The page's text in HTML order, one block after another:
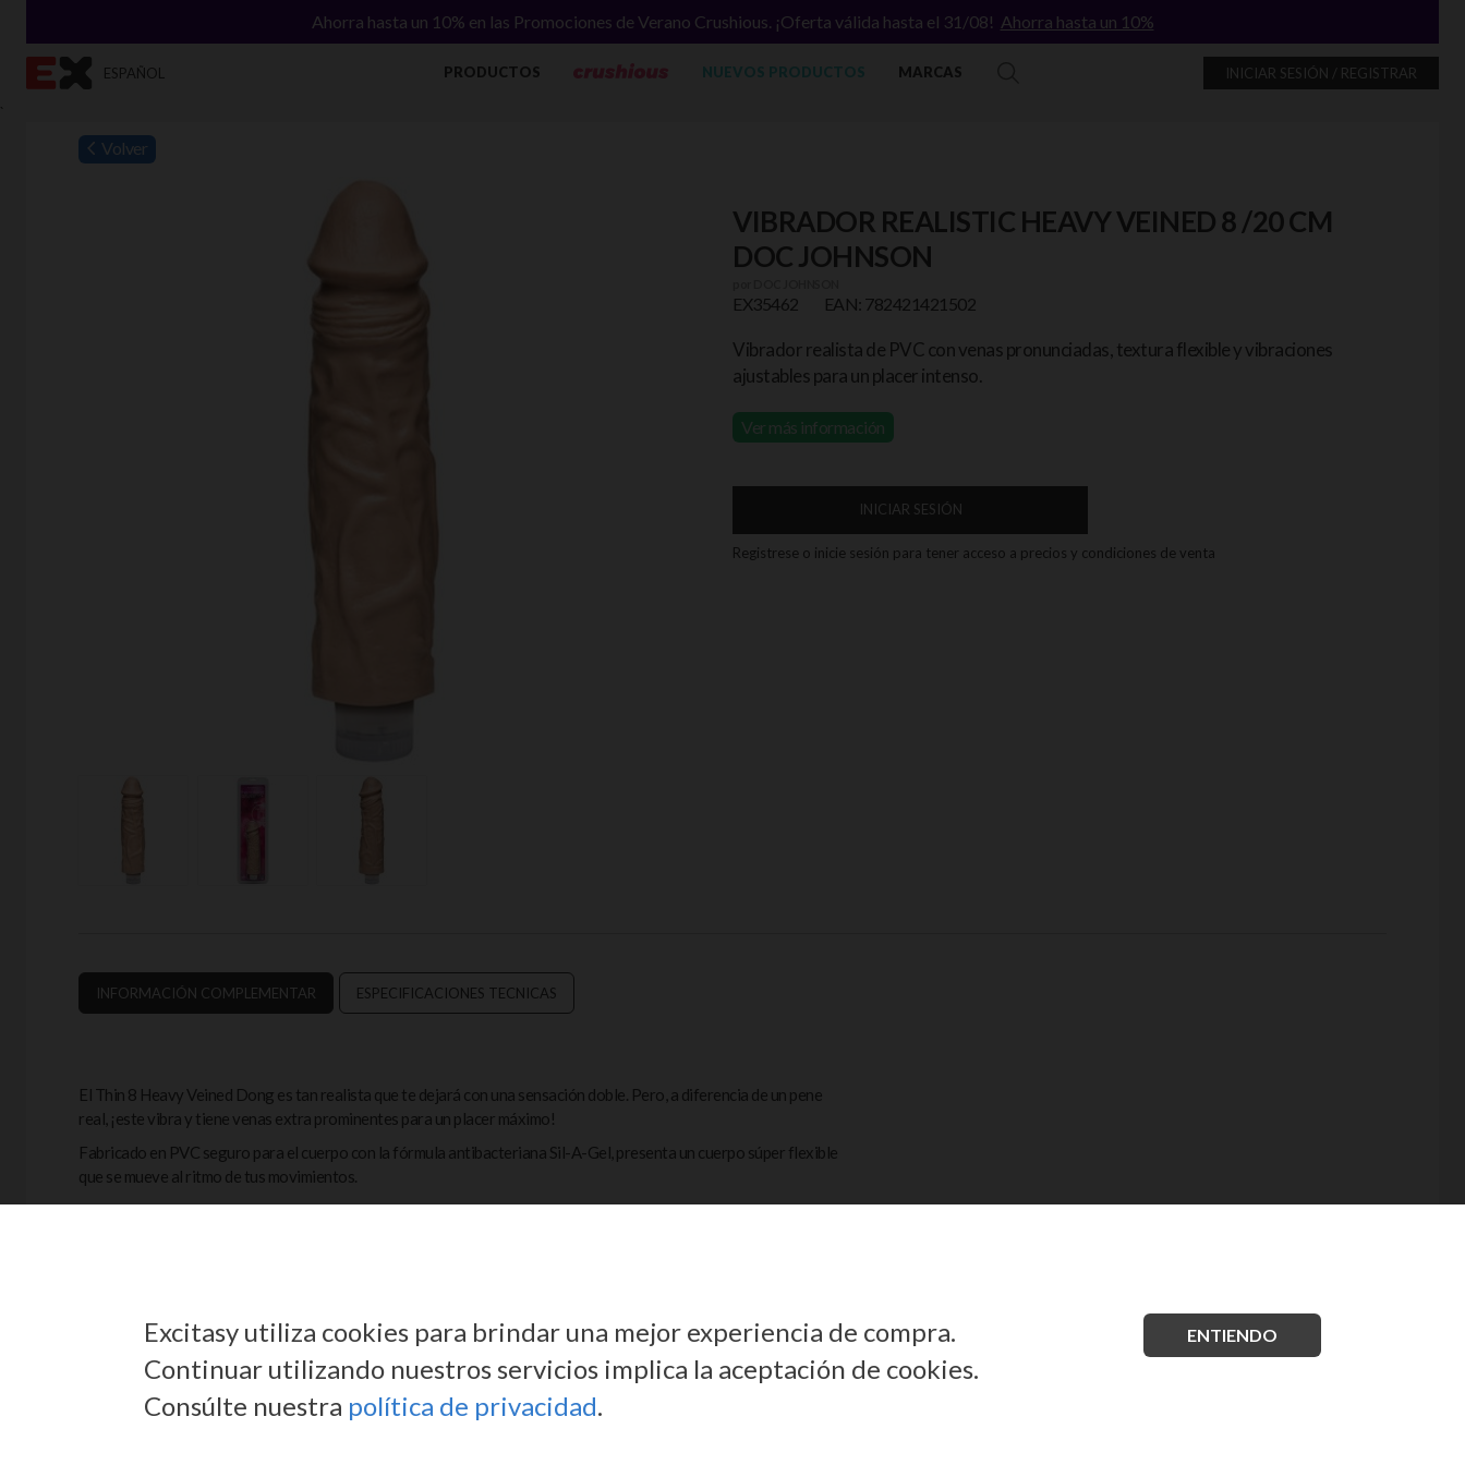
`
Ahorra hasta un 10% en las Promociones de Verano Crushious. ¡Oferta válida hasta el 31/08! Ahorra hasta un 10%
ESPAÑOL PRODUCTOS NUEVOS PRODUCTOS MARCAS INICIAR SESIÓN / REGISTRAR
Volver
VIBRADOR REALISTIC HEAVY VEINED 8 /20 CM
DOC JOHNSON
EX35462 EAN: 782421421502
Vibrador realista de PVC con venas pronunciadas, textura flexible y vibraciones
ajustables para un placer intenso.
Ver más información
INICIAR SESIÓN
Registrese o inicie sesión para tener acceso a precios y condiciones de venta
INFORMACIÓN COMPLEMENTAR ESPECIFICACIONES TECNICAS
El Thin 8 Heavy Veined Dong es tan realista que te dejará con una sensación doble. Pero, a diferencia de un pene
real, ¡este vibra y tiene venas extra prominentes para un placer máximo!
Fabricado en PVC seguro para el cuerpo con la fórmula antibacteriana Sil-A-Gel, presenta un cuerpo súper flexible
que se mueve al ritmo de tus movimientos.
Las venas pronunciadas y el glande detallado aumentan el realismo, mientras que las múltiples velocidades de
Excitasy utiliza cookies para brindar una mejor experiencia de compra.
Continuar utilizando nuestros servicios implica la aceptación de cookies.
Consúlte nuestra política de privacidad.
ENTIENDO